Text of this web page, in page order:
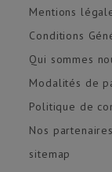
Mentions
Conditions
Qui sommes
Modalités de
Politique de
Nos partenaires
sitemap